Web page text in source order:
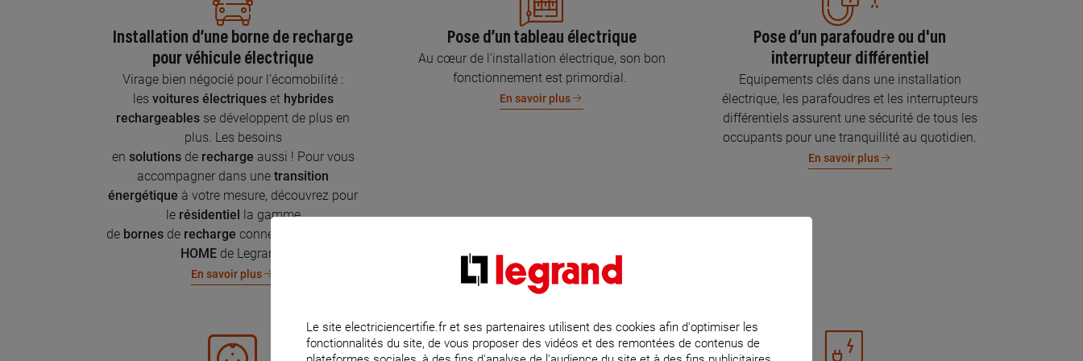
Installation d’une borne de recharge
pour véhicule électrique
Virage bien négocié pour l’écomobilité :
les voitures électriques et hybrides
rechargeables se développent de plus en
plus. Les besoins
en solutions de recharge aussi ! Pour vous
accompagner dans unetransition
énergétique à votre mesure, découvrez pour
le résidentiel la gamme
de bornes de recharge connectées
HOME de Legrand.
En savoir plus
Pose d’un tableau électrique
Au cœur de l’installation électrique, son bon
fonctionnement est primordial.
En savoir plus
Pose d’un parafoudre ou d'un
interrupteur différentiel
Equipements clés dans une installation
électrique, les parafoudres et les interrupteurs
différentiels assurent une sécurité de tous les
occupants pour une tranquillité au quotidien.
En savoir plus
Le site electriciencertifie.fr et ses partenaires utilisent des cookies afin d'optimiser les
fonctionnalités du site, de vous proposer des vidéos et des remontées de contenus de